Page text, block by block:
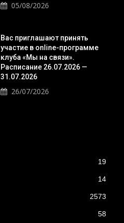
05/08/2026
Вас приглашают принять
участие в online-программе
клуба «Мы на связи».
Расписание 26.07.2026 —
31.07.2026
26/07/2026
19
14
2573
58